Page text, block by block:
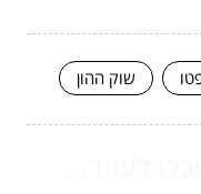
שוק ההון